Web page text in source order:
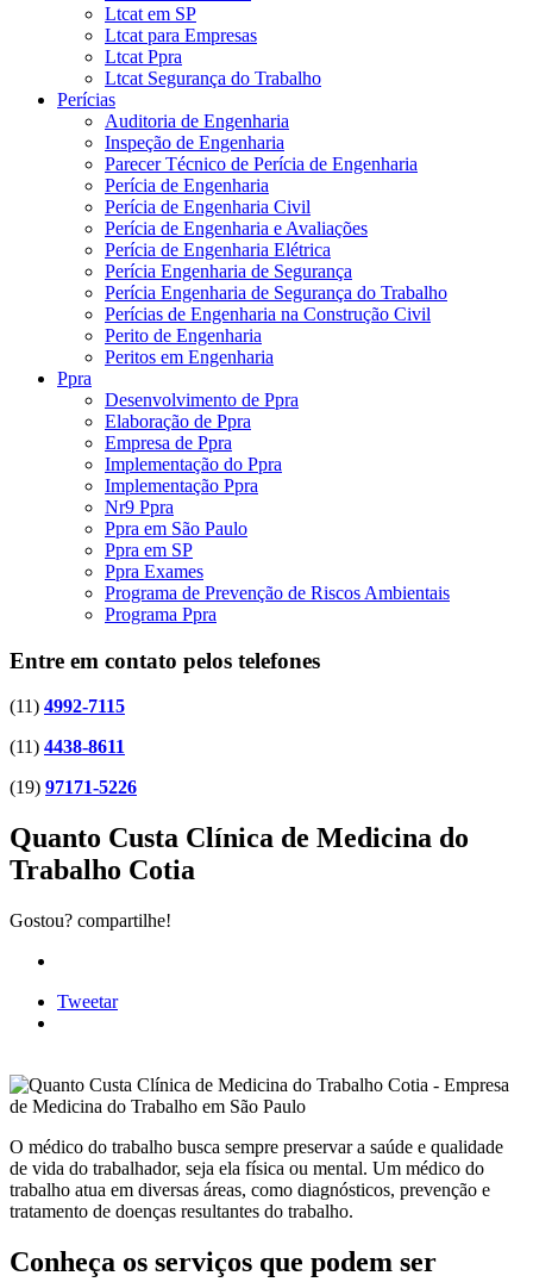
Ltcat em SP
Ltcat para Empresas
Ltcat Ppra
Ltcat Segurança do Trabalho
Perícias
Auditoria de Engenharia
Inspeção de Engenharia
Parecer Técnico de Perícia de Engenharia
Perícia de Engenharia
Perícia de Engenharia Civil
Perícia de Engenharia e Avaliações
Perícia de Engenharia Elétrica
Perícia Engenharia de Segurança
Perícia Engenharia de Segurança do Trabalho
Perícias de Engenharia na Construção Civil
Perito de Engenharia
Peritos em Engenharia
Ppra
Desenvolvimento de Ppra
Elaboração de Ppra
Empresa de Ppra
Implementação do Ppra
Implementação Ppra
Nr9 Ppra
Ppra em São Paulo
Ppra em SP
Ppra Exames
Programa de Prevenção de Riscos Ambientais
Programa Ppra
Entre em contato pelos telefones
(11) 4992-7115
(11) 4438-8611
(19) 97171-5226
Quanto Custa Clínica de Medicina do
Trabalho Cotia
Gostou? compartilhe!
Tweetar
O médico do trabalho busca sempre preservar a saúde e qualidade
de vida do trabalhador, seja ela física ou mental. Um médico do
trabalho atua em diversas áreas, como diagnósticos, prevenção e
tratamento de doenças resultantes do trabalho.
Conheça os serviços que podem ser